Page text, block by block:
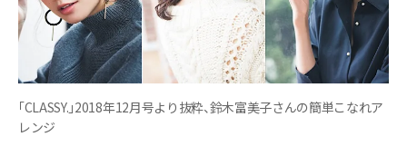
「CLASSY.」2018年12月号より抜粋、鈴木富美子さんの簡単こなれア
レンジ